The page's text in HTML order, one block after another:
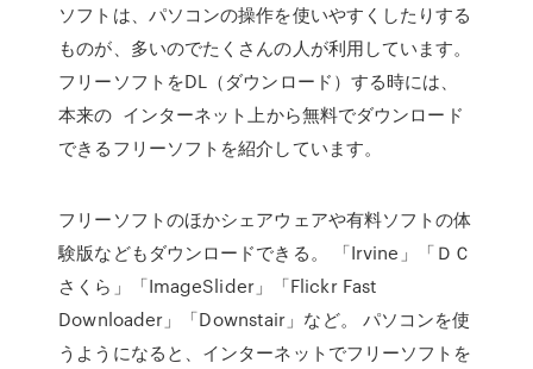
ソフトは、パソコンの操作を使いやすくしたりする
ものが、多いのでたくさんの人が利用しています。
フリーソフトをDL（ダウンロード）する時には、
本来の インターネット上から無料でダウンロード
できるフリーソフトを紹介しています。
フリーソフトのほかシェアウェアや有料ソフトの体
験版などもダウンロードできる。 「Irvine」「ＤＣ
さくら」「ImageSlider」「Flickr Fast
Downloader」「Downstair」など。 パソコンを使
うようになると、インターネットでフリーソフトを